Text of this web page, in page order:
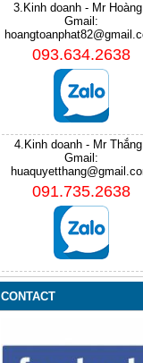
3.Kinh doanh - Mr
Gmail:
093.634.2638
4.Kinh doanh - Mr
Gmail:
091.735.2638
CONTACT